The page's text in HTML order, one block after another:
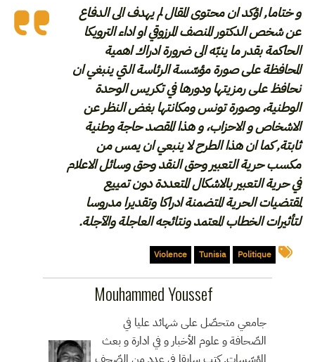
و ختاما, اؤكد ان محتوى المقال لم يهدف الى الدفاع
عن شخص الدكتور المنصف المرزوقي او اداء الترويكا
الحاكمة بقدر ما ينبّه الى ضرورة ادراك اهمية
المحافظة على صورة مؤسّسة الرئاسة التي ينبغي ان
نحافظ على رمزيتها ودورها في تكريس الوحدة
الوطنية، وصورة تونس ومكانتها بغض النظر عن
الاشخاص و الاحزاب، و هذا المقصد حاجة وطنية
ثابتة, كما ان هذا الطرح لا ينبعي ان يمس من
مكسب حرية التعبير وحق النقد وحق وسائل الاعلام
في حرية التعبير بالاشكال المتعددة دون تمييع
لمقتضيات الحرية المتضمنة ادراكا وتقديرا مدروسا
لتأثيرات الخطاب المعتمد ونتائجه العاجلة والآجلة.
Politique
Tunisia
Violence
Mouhammed Youssef
جامعي متحصّل على شهائد عليا في
الصّحافة و علوم الأخبار و في ادارة و بعث